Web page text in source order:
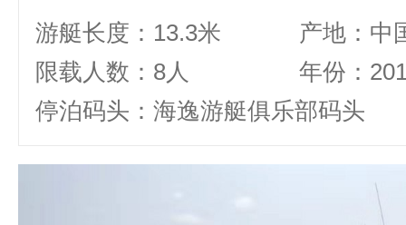
游艇长度：13.3米
产地：中
限载人数：8人
年份：
停泊码头：海逸游艇俱乐部码头